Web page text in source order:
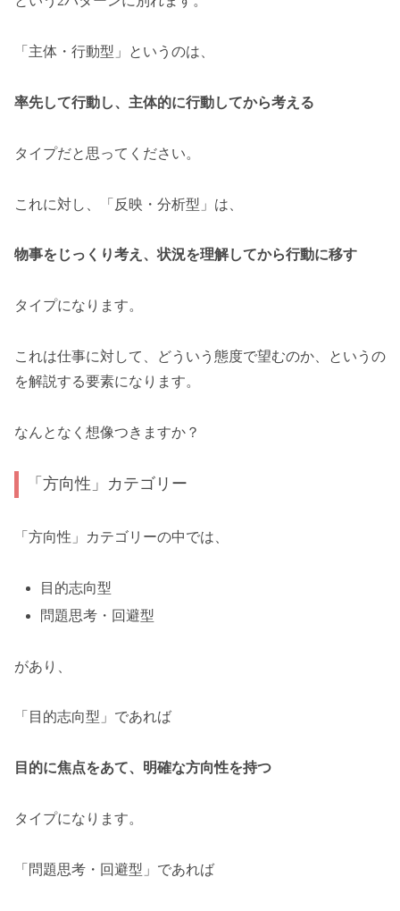
「主体・行動型」というのは、
率先して行動し、主体的に行動してから考える
タイプだと思ってください。
これに対し、「反映・分析型」は、
物事をじっくり考え、状況を理解してから行動に移す
タイプになります。
これは仕事に対して、どういう態度で望むのか、というの
を解説する要素になります。
なんとなく想像つきますか？
「方向性」カテゴリー
「方向性」カテゴリーの中では、
目的志向型
問題思考・回避型
があり、
「目的志向型」であれば
目的に焦点をあて、明確な方向性を持つ
タイプになります。
「問題思考・回避型」であれば